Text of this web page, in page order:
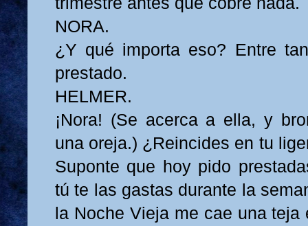
NORA.
¿Y qué importa eso? Entre
prestado.
HELMER.
¡Nora! (Se acerca a ella, y
una oreja.) ¿Reincides en tu
Suponte que hoy pido
tú te las gastas durante la
la Noche Vieja me cae una